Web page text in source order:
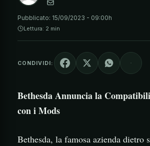
Pubblicato: 15/09/2023 - 09:00h
Lettura: 2 min
CONDIVIDI:
Bethesda Annuncia la
con i Mods
Bethesda, la famosa azienda dietro